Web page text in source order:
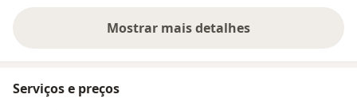
Mostrar mais detalhes
sobre a experiência
Serviços e preços